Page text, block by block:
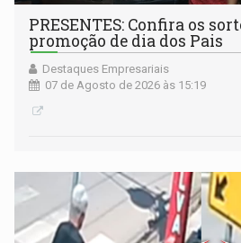
PRESENTES: Confira os
promoção de dia dos Pais
Destaques Empresariais
07 de Agosto de 2026 às 15:19